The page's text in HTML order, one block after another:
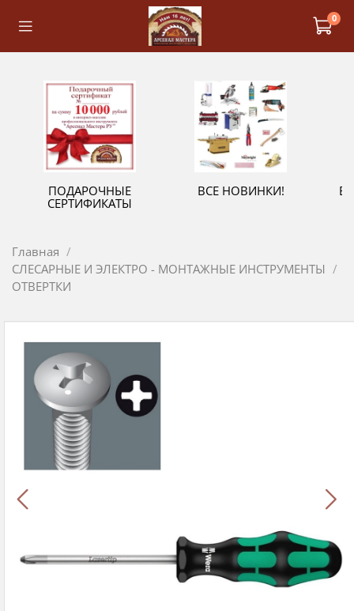
0
ПОДАРОЧНЫЕ
СЕРТИФИКАТЫ
ВСЕ НОВИНКИ!
Главная
СЛЕСАРНЫЕ И ЭЛЕКТРО - МОНТАЖНЫЕ ИНСТРУМЕНТЫ
ОТВЕРТКИ